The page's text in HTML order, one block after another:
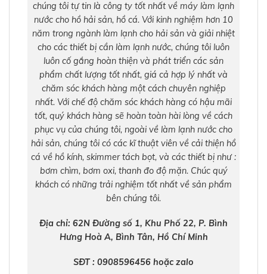
chúng tôi tự tin là công ty tốt nhất về máy làm lạnh
nước cho hồ hải sản, hồ cá. Với kinh nghiệm hơn 10
năm trong ngành làm lạnh cho hải sản và giải nhiệt
cho các thiết bị cần làm lạnh nước, chúng tôi luôn
luôn cố gắng hoàn thiện và phát triển các sản
phẩm chất lượng tốt nhất, giá cả hợp lý nhất và
chăm sóc khách hàng một cách chuyên nghiệp
nhất. Với chế độ chăm sóc khách hàng có hậu mãi
tốt, quý khách hàng sẽ hoàn toàn hài lòng về cách
phục vụ của chúng tôi, ngoài về làm lạnh nước cho
hải sản, chúng tôi có các kĩ thuật viên về cải thiện hồ
cá về hồ kính, skimmer tách bọt, và các thiết bị như :
bơm chìm, bơm oxi, thanh đo độ mặn. Chúc quý
khách có những trải nghiệm tốt nhất về sản phẩm
bên chúng tôi.
Địa chỉ: 62N Đường số 1, Khu Phố 22, P. Bình
Hưng Hoà A, Bình Tân, Hồ Chí Minh
SĐT : 0908596456 hoặc zalo